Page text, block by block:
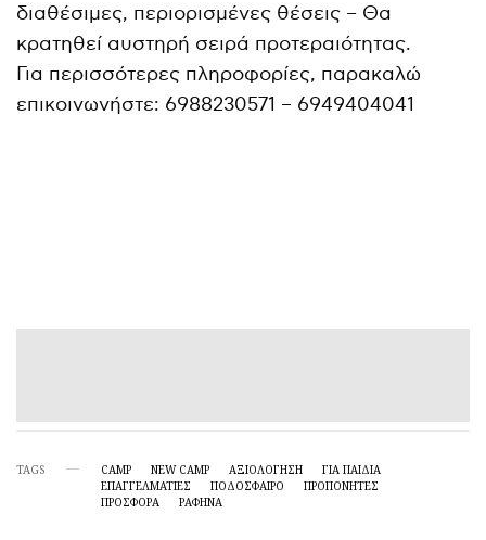
διαθέσιμες, περιορισμένες θέσεις – Θα
κρατηθεί αυστηρή σειρά προτεραιότητας.
Για περισσότερες πληροφορίες, παρακαλώ
επικοινωνήστε: 6988230571 – 6949404041
TAGS CAMP NEW CAMP ΑΞΙΟΛΟΓΗΣΗ
ΓΙΑ ΠΑΙΔΙΑ
ΕΠΑΓΓΕΛΜΑΤΙΕΣ
ΠΟΔΟΣΦΑΙΡΟ
ΠΡΟΠΟΝΗΤΈΣ
ΠΡΟΣΦΟΡΑ
ΡΑΦΗΝΑ